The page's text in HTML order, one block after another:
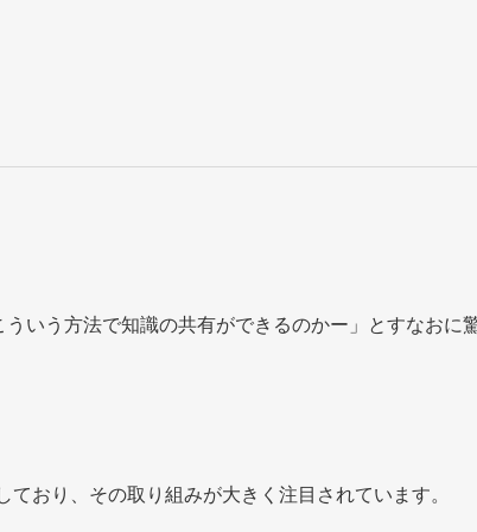
いう方法で知識の共有ができるのかー」とすなおに
おり、その取り組みが大きく注目されています。